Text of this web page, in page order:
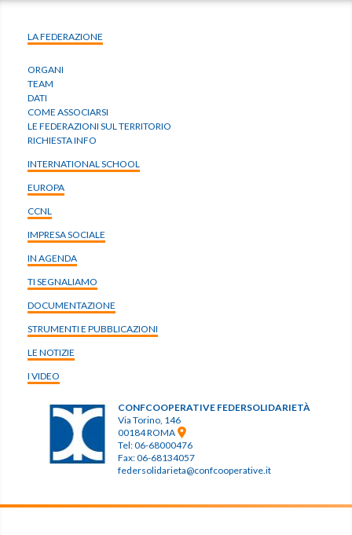
LA FEDERAZIONE
ORGANI
TEAM
DATI
COME ASSOCIARSI
LE FEDERAZIONI SUL TERRITORIO
RICHIESTA INFO
INTERNATIONAL SCHOOL
EUROPA
CCNL
IMPRESA SOCIALE
IN AGENDA
TI SEGNALIAMO
DOCUMENTAZIONE
STRUMENTI E PUBBLICAZIONI
LE NOTIZIE
I VIDEO
CONFCOOPERATIVE FEDERSOLIDARIETÀ
Via Torino, 146
00184 ROMA
Tel: 06-68000476
Fax: 06-68134057
federsolidarieta@confcooperative.it